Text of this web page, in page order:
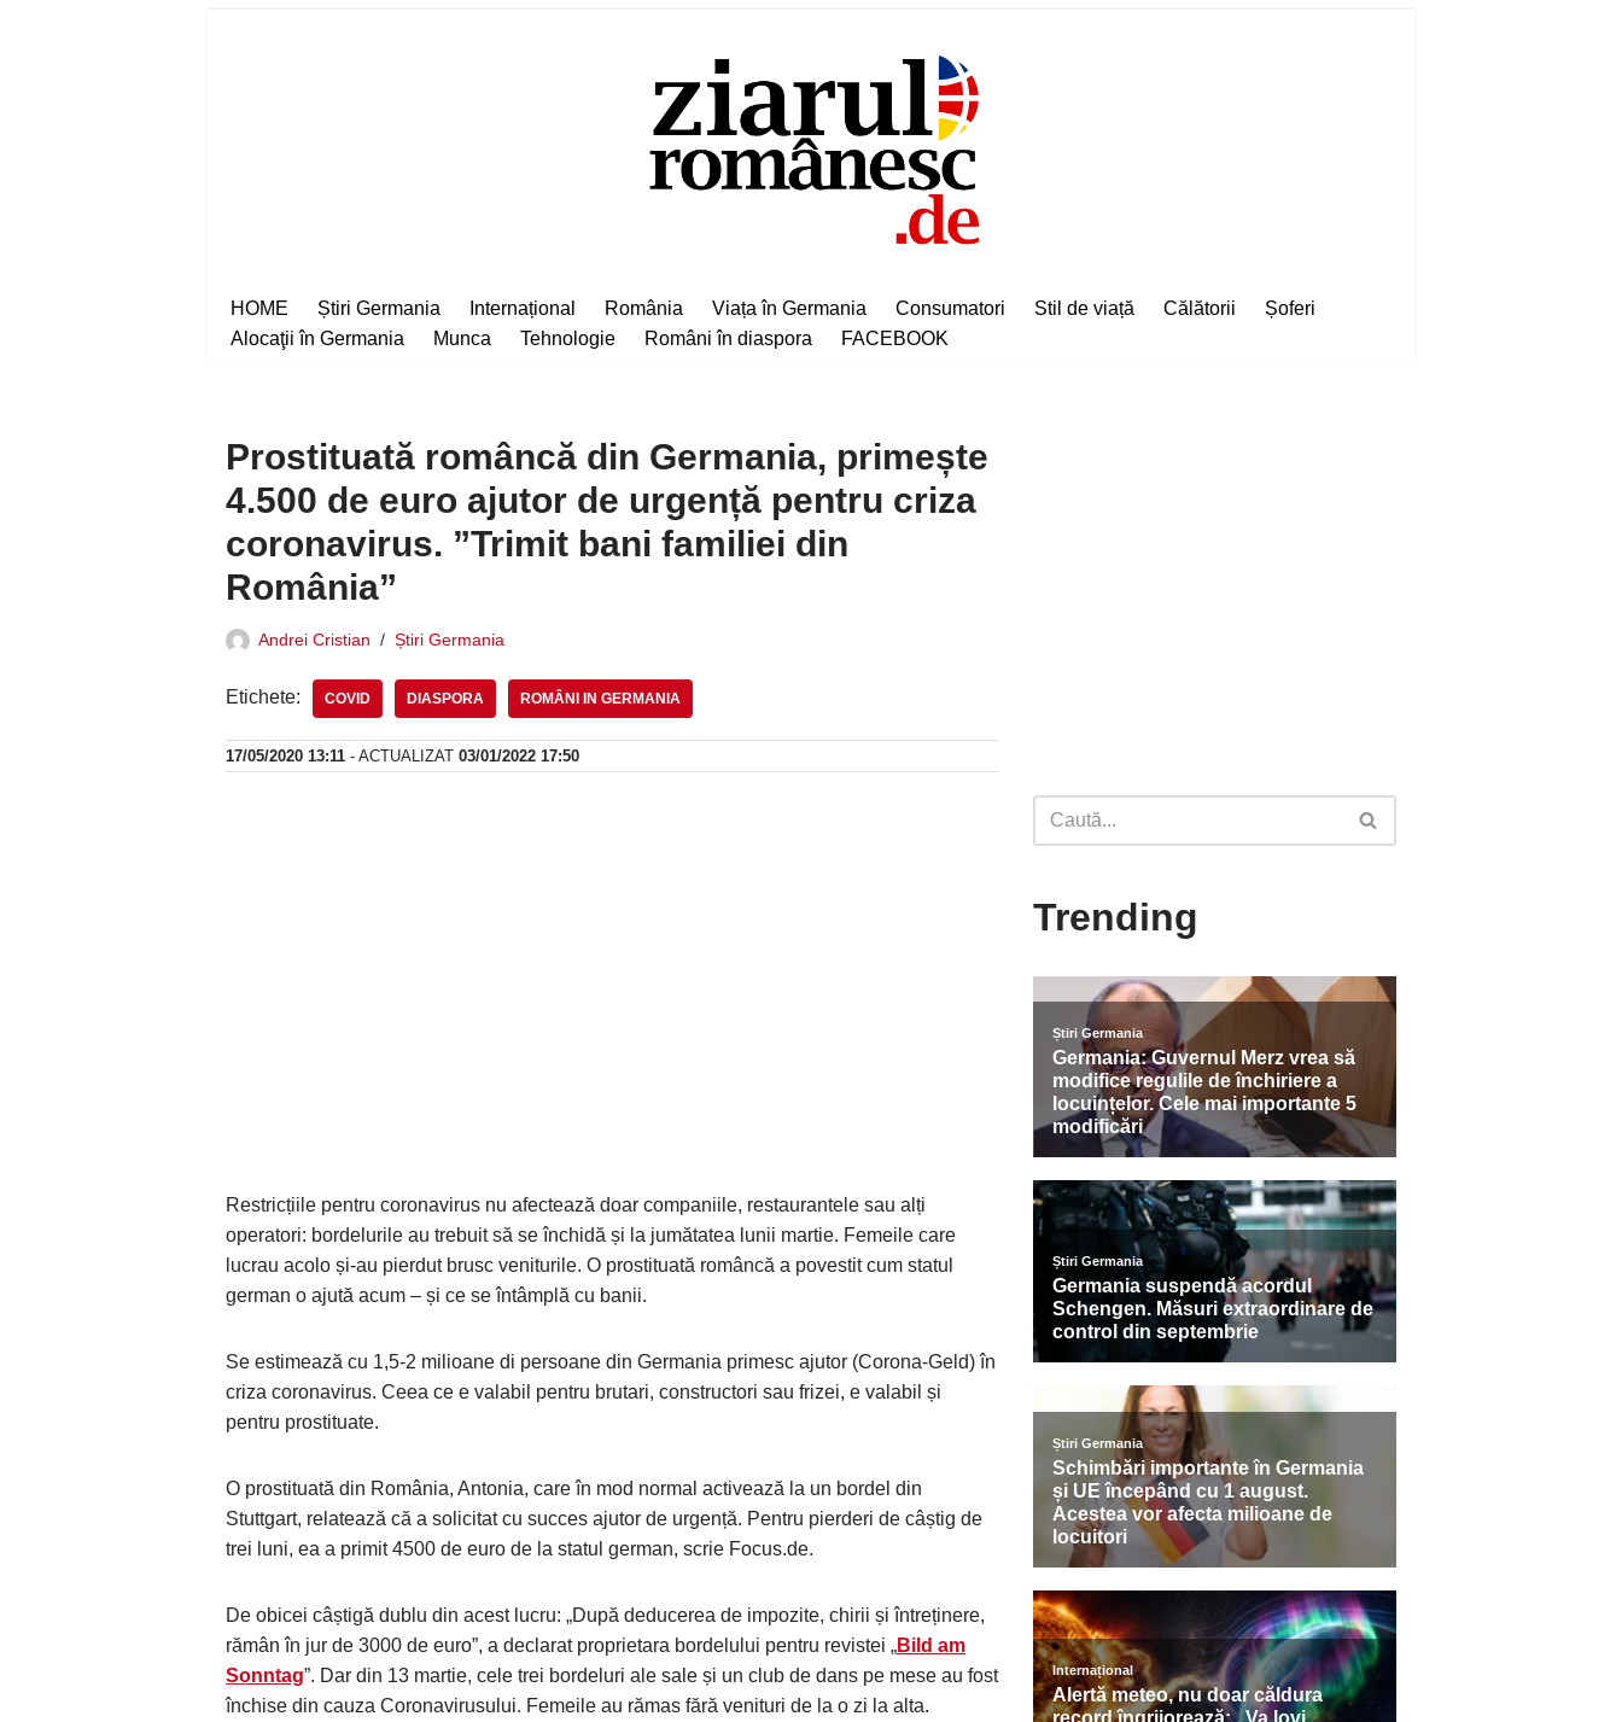
HOME Știri Germania Internațional România Viața în Germania Consumatori Stil de viață Călătorii
Șoferi
Alocaţii în Germania
Munca Tehnologie Români în diaspora FACEBOOK
Prostituată româncă din Germania, primește
4.500 de euro ajutor de urgență pentru criza
coronavirus. ”Trimit bani familiei din
România”
Andrei Cristian Știri Germania
Etichete: COVID DIASPORA ROMÂNI IN GERMANIA
17/05/2020 13:11 - ACTUALIZAT 03/01/2022 17:50
Restricțiile pentru coronavirus nu afectează doar companiile, restaurantele sau alți
operatori: bordelurile au trebuit să se închidă și la jumătatea lunii martie. Femeile care
lucrau acolo și-au pierdut brusc veniturile. O prostituată româncă a povestit cum statul
german o ajută acum – și ce se întâmplă cu banii.
Se estimează cu 1,5-2 milioane di persoane din Germania primesc ajutor (Corona-Geld) în
criza coronavirus. Ceea ce e valabil pentru brutari, constructori sau frizei, e valabil și
pentru prostituate.
O prostituată din România, Antonia, care în mod normal activează la un bordel din
Stuttgart, relatează că a solicitat cu succes ajutor de urgență. Pentru pierderi de câștig de
trei luni, ea a primit 4500 de euro de la statul german, scrie Focus.de.
De obicei câștigă dublu din acest lucru: „După deducerea de impozite, chirii și întreținere,
rămân în jur de 3000 de euro”, a declarat proprietara bordelului pentru revistei „Bild am
Sonntag”. Dar din 13 martie, cele trei bordeluri ale sale și un club de dans pe mese au fost
închise din cauza Coronavirusului. Femeile au rămas fără venituri de la o zi la alta.
Trending